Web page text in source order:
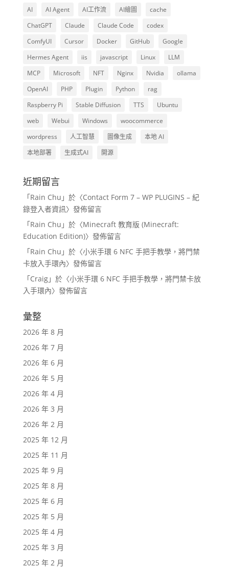
AI AI Agent AI工作流 AI繪圖
cache
ChatGPT
Claude Claude Code
codex
ComfyUI
Cursor Docker GitHub
Google
Hermes Agent
iis javascript Linux
LLM
MCP
Microsoft NFT Nginx Nvidia
ollama
OpenAI
PHP Plugin Python
rag
Raspberry Pi
Stable Diffusion TTS
Ubuntu
web
Webui Windows
woocommerce
wordpress
人工智慧 圖像生成
本地 AI
本地部署
生成式AI 開源
近期留言
「Rain Chu 」於〈Contact Form 7 – WP PLUGINS – 紀
錄登入者資訊〉發佈留言
「Rain Chu 」於〈Minecraft 教育版 (Minecraft:
Education Edition)〉發佈留言
「Rain Chu 」於〈小米手環 6 NFC 手把手教學，將門禁
卡放入手環內〉發佈留言
「Craig」於〈小米手環 6 NFC 手把手教學，將門禁卡放
入手環內〉發佈留言
彙整
2026 年 8 月
2026 年 7 月
2026 年 6 月
2026 年 5 月
2026 年 4 月
2026 年 3 月
2026 年 2 月
2025 年 12 月
2025 年 11 月
2025 年 9 月
2025 年 8 月
2025 年 6 月
2025 年 5 月
2025 年 4 月
2025 年 3 月
2025 年 2 月